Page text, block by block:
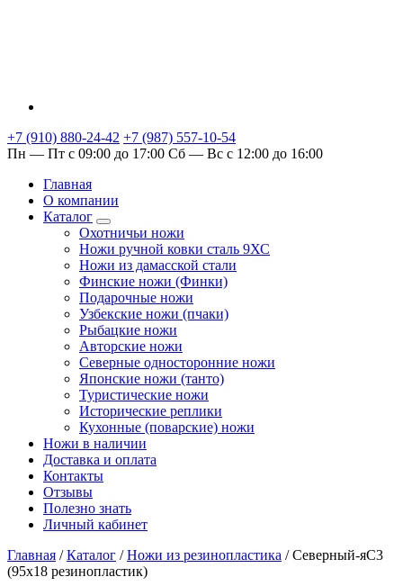
+7 (910) 880-24-42 +7 (987) 557-10-54
Пн — Пт с 09:00 до 17:00 Сб — Вс с 12:00 до 16:00
Главная
О компании
Каталог
Охотничьи ножи
Ножи ручной ковки сталь 9ХС
Ножи из дамасской стали
Финские ножи (Финки)
Подарочные ножи
Узбекские ножи (пчаки)
Рыбацкие ножи
Авторские ножи
Северные односторонние ножи
Японские ножи (танто)
Туристические ножи
Исторические реплики
Кухонные (поварские) ножи
Ножи в наличии
Доставка и оплата
Контакты
Отзывы
Полезно знать
Личный кабинет
Главная /Каталог /Ножи из резинопластика /Северный-яС3
(95х18 резинопластик)